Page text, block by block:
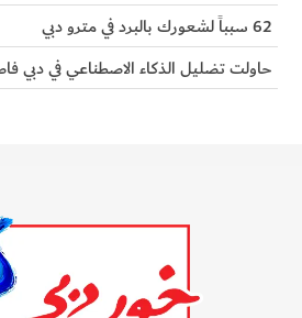
62 سبباً لشعورك بالبرد في مترو دبي
حاولت تضليل الذكاء الاصطناعي في دبي